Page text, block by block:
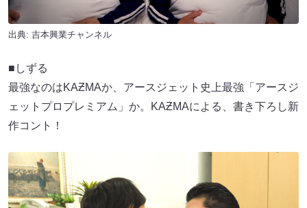
出典: 吉本興業チャンネル
■しずる
最強なのはKAƵMAか、アースジェット史上最強「アースジ
ェットプロプレミアム」か。KAƵMAによる、書き下ろし新
作コント！